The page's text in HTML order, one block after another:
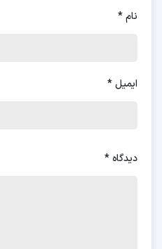
نام*
ایمیل*
دیدگاه *